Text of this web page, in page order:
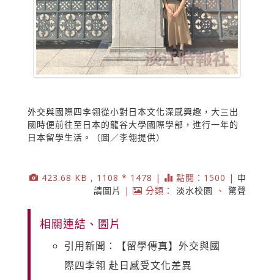
外交與國際四李翎從小對日本文化深感興趣，大三出
國時便前往至日本的龍谷大學國際學部，進行一年的
日本留學生活。（圖／李翎提供）
423.68 KB , 1108 * 1478 | 點閱：1500 | 申
請圖片
| 分類： 淡水校園 、 驚聲
相關連結、圖片
引用新聞：【留學傳真】外交與國
際四李翎 赴日感受文化差異